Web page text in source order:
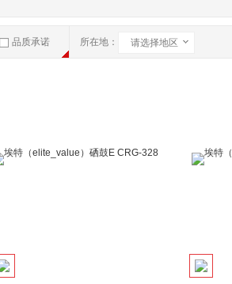
品质承诺 所在地： 请选择地区